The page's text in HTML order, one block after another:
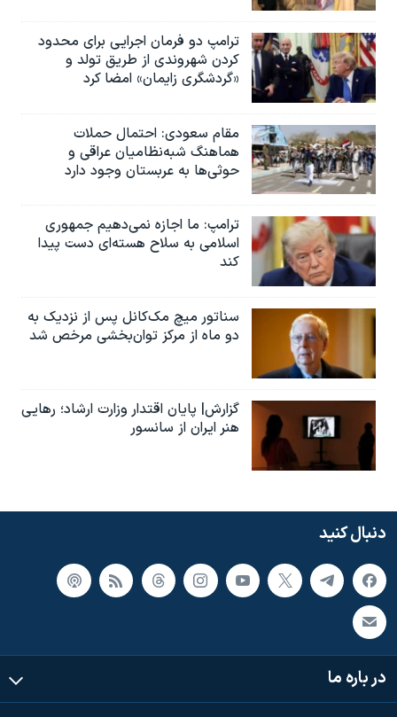
ترامپ دو فرمان اجرایی برای محدود
کردن شهروندی از طریق تولد و
«گردشگری زایمان» امضا کرد
مقام سعودی: احتمال حملات
هماهنگ شبه‌نظامیان عراقی و
حوثی‌ها به عربستان وجود دارد
ترامپ: ما اجازه نمی‌دهیم جمهوری
اسلامی به سلاح هسته‌ای دست پیدا
کند
سناتور میچ مک‌کانل پس از نزدیک به
دو ماه از مرکز توان‌بخشی مرخص شد
گزارش| پایان اقتدار وزارت ارشاد؛ رهایی
هنر ایران از سانسور
دنبال کنید
در باره ما